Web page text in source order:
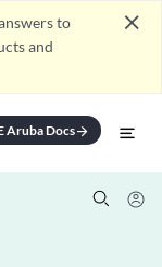
to
and
close
Aruba Docsarrow_forward